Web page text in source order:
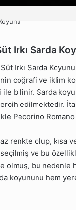
Irkı Sarda
Süt Irkı Sarda
coğrafi ve iklim
bilinir. Sarda
edilmektedir.
Pecorino
renkte olup, kısa
ve bu
bu nedenle
koyununu hem